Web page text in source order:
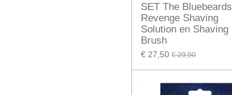
SET The Bluebeards
Revenge Shaving
Solution en Shaving
Brush
€ 27,50 € 29,90